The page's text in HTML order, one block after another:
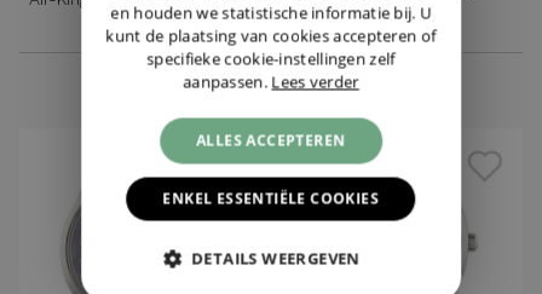
€ 4.995,-
Diamond Dial
€ 8.750,-
en houden we statistische informatie bij. U
kunt de plaatsing van cookies accepteren of
specifieke cookie-instellingen zelf
aanpassen. Lees verder
ALLES ACCEPTEREN
ENKEL ESSENTIËLE COOKIES
DETAILS WEERGEVEN